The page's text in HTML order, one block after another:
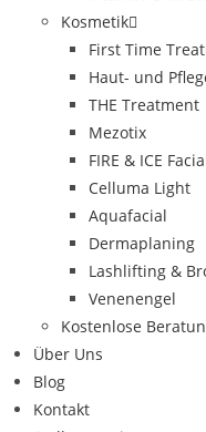
Kosmetik
First Time
Haut- und
THE Treatment
Mezotix
FIRE & ICE
Celluma Light
Aquafacial
Dermaplaning
Lashlifting &
Venenengel
Kostenlose
Über Uns
Blog
Kontakt